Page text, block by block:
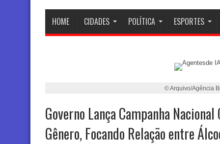
HOME CIDADES POLÍTICA ESPORTES
© Arquivo/Agência
Governo Lança Campanha
Gênero, Focando Relação entre